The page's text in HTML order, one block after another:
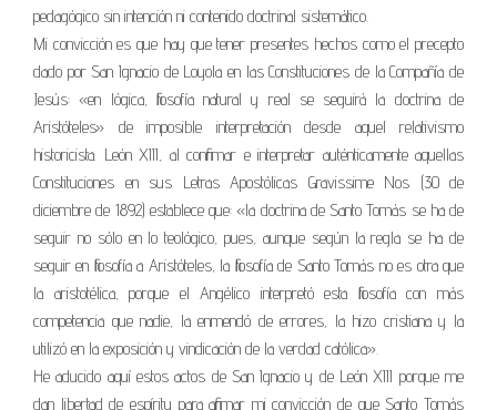
pedagógico sin intención ni contenido doctrinal sistemático.
Mi convicción es que hay que tener presentes hechos como el precepto
dado por San Ignacio de Loyola en las Constituciones de la Compañía de
Jesús: «en lógica, filosofía natural y real se seguirá la doctrina de
Aristóteles» de imposible interpretación desde aquel relativismo
historicista. León XIII, al confirmar e interpretar auténticamente aquellas
Constituciones en sus Letras Apostólicas Gravissime Nos (30 de
diciembre de 1892) establece que: «la doctrina de Santo Tomás se ha de
seguir no sólo en lo teológico, pues, aunque según la regla se ha de
seguir en filosofía a Aristóteles, la filosofía de Santo Tomás no es otra que
la aristotélica, porque el Angélico interpretó esta filosofía con más
competencia que nadie, la enmendó de errores, la hizo cristiana y la
utilizó en la exposición y vindicación de la verdad católica».
He aducido aquí estos actos de San Ignacio y de León XIII porque me
dan libertad de espíritu para afirmar mi convicción de que Santo Tomás